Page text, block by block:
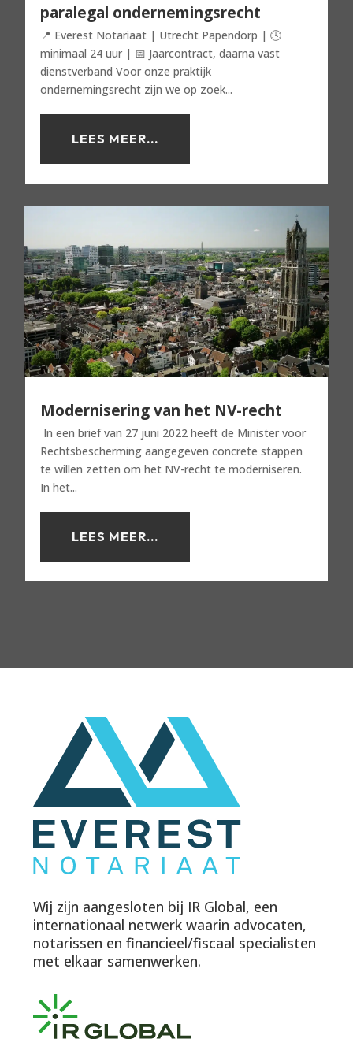
paralegal ondernemingsrecht
📍 Everest Notariaat | Utrecht Papendorp | 🕓
minimaal 24 uur | 📅 Jaarcontract, daarna vast
dienstverband Voor onze praktijk
ondernemingsrecht zijn we op zoek...
LEES MEER...
Modernisering van het NV-recht
In een brief van 27 juni 2022 heeft de Minister voor
Rechtsbescherming aangegeven concrete stappen
te willen zetten om het NV-recht te moderniseren.
In het...
LEES MEER...
Wij zijn aangesloten bij IR Global, een
internationaal netwerk waarin advocaten,
notarissen en financieel/fiscaal specialisten
met elkaar samenwerken.